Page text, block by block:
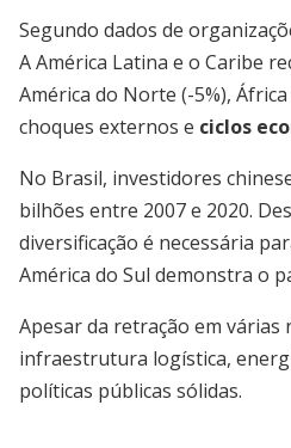
Segundo dados de
A América Latina e o Caribe
América do Norte (-5%),
choques externos e ciclos
No Brasil, investidores
bilhões entre 2007 e 2020.
diversificação é necessária
América do Sul demonstra o
Apesar da retração em
infraestrutura logística,
políticas públicas sólidas.